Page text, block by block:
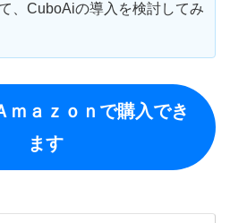
、CuboAiの導入を検討してみ
ｍａｚｏｎで購入でき
ます